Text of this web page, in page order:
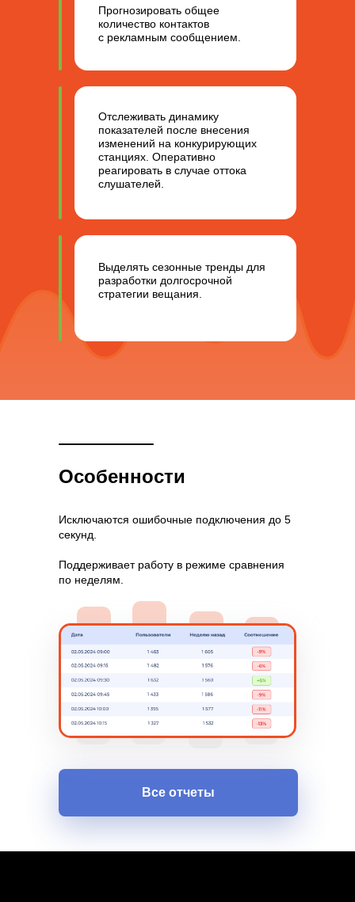
Прогнозировать общее
количество контактов
с рекламным сообщением.
Отслеживать динамику
показателей после внесения
изменений на конкурирующих
станциях. Оперативно
реагировать в случае оттока
слушателей.
Выделять сезонные тренды для
разработки долгосрочной
стратегии вещания.
Особенности
Исключаются ошибочные подключения до 5
секунд.
Поддерживает работу в режиме сравнения
по неделям.
Все отчеты